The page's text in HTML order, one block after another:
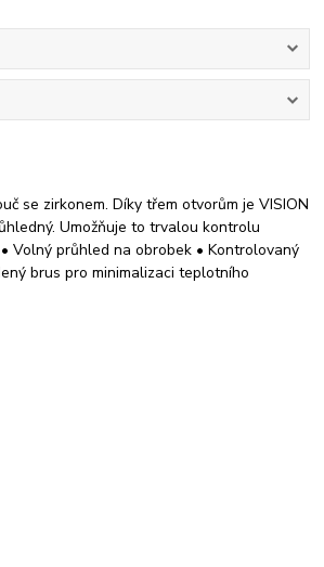
se zirkonem. Díky třem otvorům je VISION
Umožňuje to trvalou kontrolu
Volný průhled na obrobek • Kontrolovaný
brus pro minimalizaci teplotního